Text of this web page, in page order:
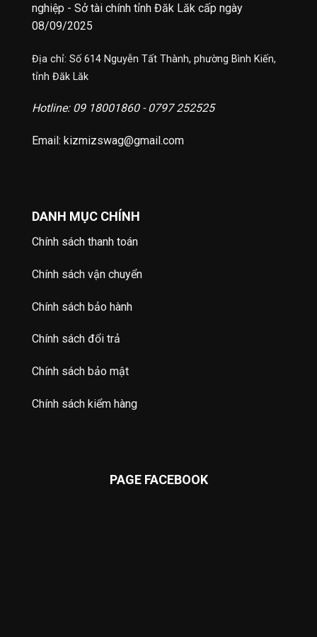
nghiệp - Sở tài chính tỉnh Đăk Lăk cấp ngày
08/09/2025
Địa chỉ: Số 614 Nguyễn Tất Thành, phường Bình Kiến,
tỉnh Đăk Lăk
Hotline: 09 18001860 - 0797 252525
Email: kizmizswag@gmail.com
DANH MỤC CHÍNH
Chính sách thanh toán
Chính sách vận chuyển
Chính sách bảo hành
Chính sách đổi trả
Chính sách bảo mật
Chính sách kiểm hàng
PAGE FACEBOOK